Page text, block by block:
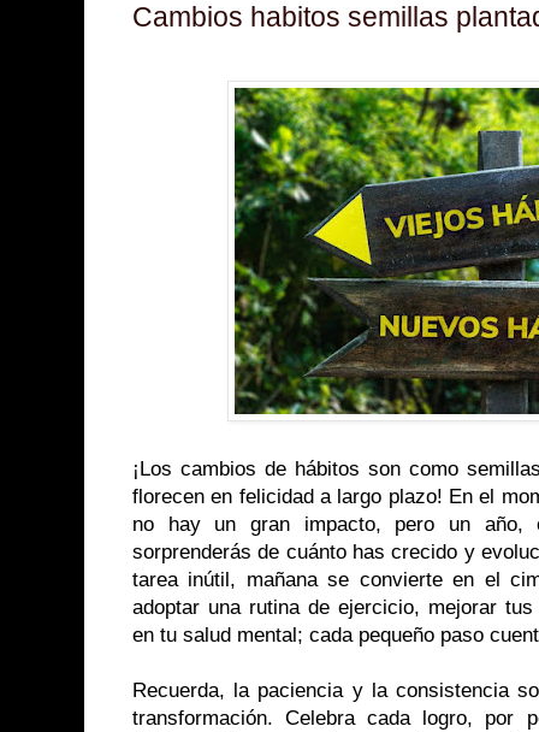
Cambios habitos semillas
¡Los cambios de hábitos son como
florecen en felicidad a largo plazo! En el
no hay un gran impacto, pero un año,
sorprenderás de cuánto has crecido y
tarea inútil, mañana se convierte en el
adoptar una rutina de ejercicio, mejorar
en tu salud mental; cada pequeño paso
Recuerda, la paciencia y la consistencia
transformación. Celebra cada logro, por